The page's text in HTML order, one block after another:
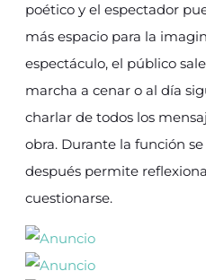
poético y el espectador
más espacio para la
espectáculo, el público
marcha a cenar o al día
charlar de todos los
obra. Durante la función
después permite
cuestionarse.